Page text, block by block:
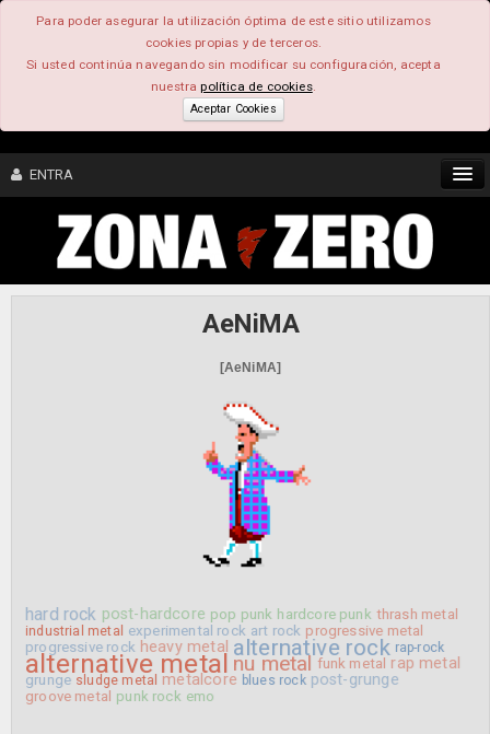
Para poder asegurar la utilización óptima de este sitio utilizamos
cookies propias y de terceros.
Si usted continúa navegando sin modificar su configuración, acepta
nuestrapolítica de cookies.
Aceptar Cookies
ENTRA
CONTENIDO
AeNiMA
[AeNiMA]
hard rock post-hardcore pop punk hardcore punk thrash metal
industrial metal experimental rock art rock progressive metal
progressive rock heavy metal alternative rock rap-rock
alternative metal nu metal funk metal rap metal
grunge sludge metal metalcore blues rock post-grunge
groove metal punk rock emo